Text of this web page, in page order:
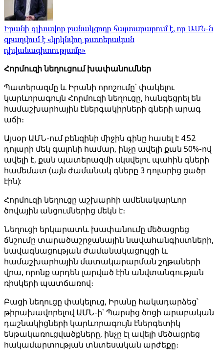
Իրանի գլխավոր բանակցողը հայտարարում է, որ ԱՄՆ-ն
զբաղվում է «կրկնվող թատերական
դիվանագիտությամբ»
Հորմուզի նեղուցում խափանումներ
Պատերազմը և Իրանի որոշումը՝ փակելու
կարևորագույն Հորմուզի նեղուցը, հանգեցրել են
համաշխարհային էներգակիրների գների արագ
աճի։
Այսօր ԱՄՆ-ում բենզինի միջին գինը հասել է 4.52
դոլարի մեկ գալոնի համար, ինչը ավելի քան 50%-ով
ավելի է, քան պատերազմի սկսվելու պահին գների
համեմատ (այն ժամանակ գները 3 դոլարից ցածր
էին):
Հորմուզի նեղուցը աշխարհի ամենակարևոր
ծովային անցումներից մեկն է։
Նեղուցի երկարատև խափանումը մեծացրեց
ճնշումը տարածաշրջանային նավահանգիստների,
նավագնացության ժամանակացույցի և
համաշխարհային մատակարարման շղթաների
վրա, որոնք արդեն լարված էին անվտանգության
ռիսկերի պատճառով։
Բացի նեղուցը փակելուց, Իրանը հակադարձեց՝
թիրախավորելով ԱՄՆ-ի՝ Պարսից ծոցի արաբական
դաշնակիցների կարևորագույն էներգետիկ
ենթակառուցվածքները, ինչը էլ ավելի մեծացրեց
հակամարտության տնտեսական արժեքը։